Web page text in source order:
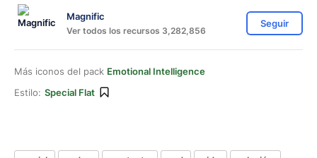
Magnific
Ver todos los recursos 3,282,856
Seguir
Más iconos del pack Emotional Intelligence
Estilo: Special Flat